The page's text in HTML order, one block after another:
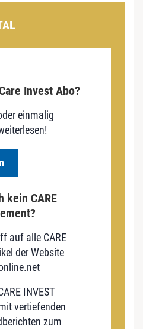
Invest Abo?
einmalig
kein CARE
auf alle CARE
der Website
INVEST
vertiefenden
zum